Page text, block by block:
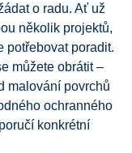
o radu. Ať už
několik projektů,
potřebovat poradit.
můžete obrátit –
malování povrchů
ochranného
konkrétní